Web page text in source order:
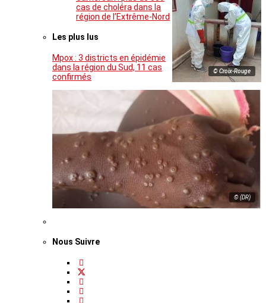
© Croix-Rouge
cas de choléra dans la
région de l’Extrême-Nord
Les plus lus
Mpox : 3 districts en épidémie
dans la région du Sud, 11 cas
confirmés
© (DR)
Nous Suivre